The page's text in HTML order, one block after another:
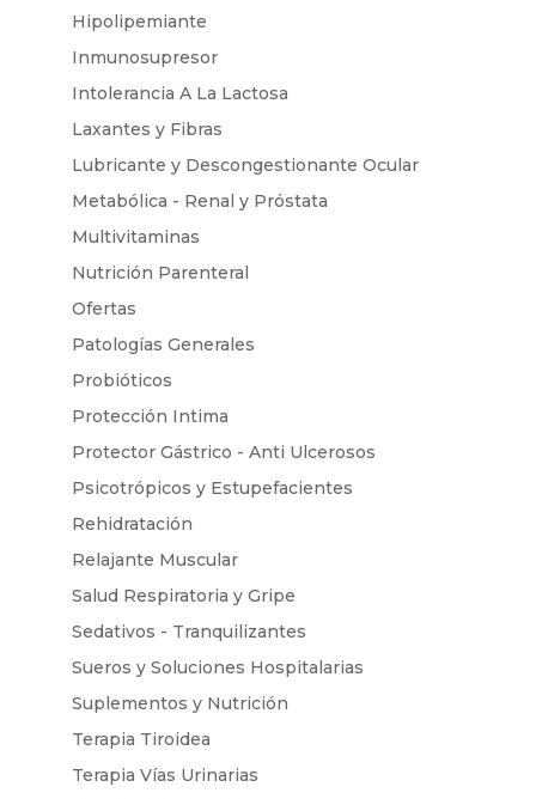
Hipolipemiante
Inmunosupresor
Intolerancia A La Lactosa
Laxantes y Fibras
Lubricante y Descongestionante Ocular
Metabólica - Renal y Próstata
Multivitaminas
Nutrición Parenteral
Ofertas
Patologías Generales
Probióticos
Protección Intima
Protector Gástrico - Anti Ulcerosos
Psicotrópicos y Estupefacientes
Rehidratación
Relajante Muscular
Salud Respiratoria y Gripe
Sedativos - Tranquilizantes
Sueros y Soluciones Hospitalarias
Suplementos y Nutrición
Terapia Tiroidea
Terapia Vías Urinarias